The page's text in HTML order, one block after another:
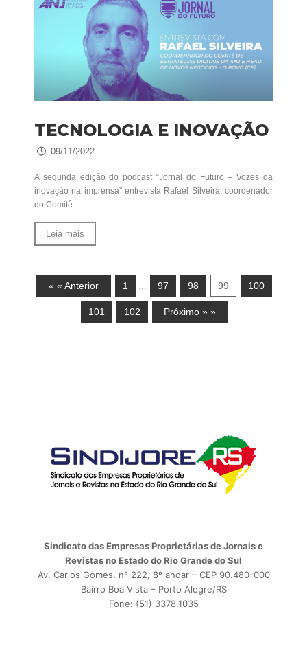
TECNOLOGIA E INOVAÇÃO
09/11/2022
A segunda edição do podcast “Jornal do Futuro – Vozes da
inovação na imprensa” entrevista Rafael Silveira, coordenador
do Comitê…
Leia mais
« « Anterior 1 97 98 99 100
101 102 Próximo » »
Sindicato das Empresas Proprietárias de Jornais e
Revistas no Estado do Rio Grande do Sul
Av. Carlos Gomes, nº 222, 8º andar – CEP 90.480-000
Bairro Boa Vista – Porto Alegre/RS
Fone: (51) 3378.1035